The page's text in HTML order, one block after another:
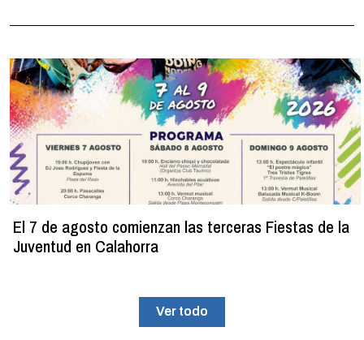
El 7 de agosto comienzan las terceras Fiestas de la
Juventud en Calahorra
Ver todo